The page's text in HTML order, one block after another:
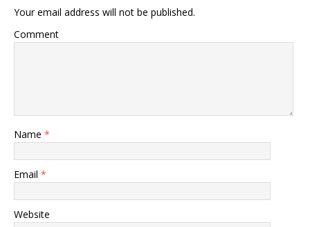
Your email address will not be published.
Comment
Name *
Email *
Website